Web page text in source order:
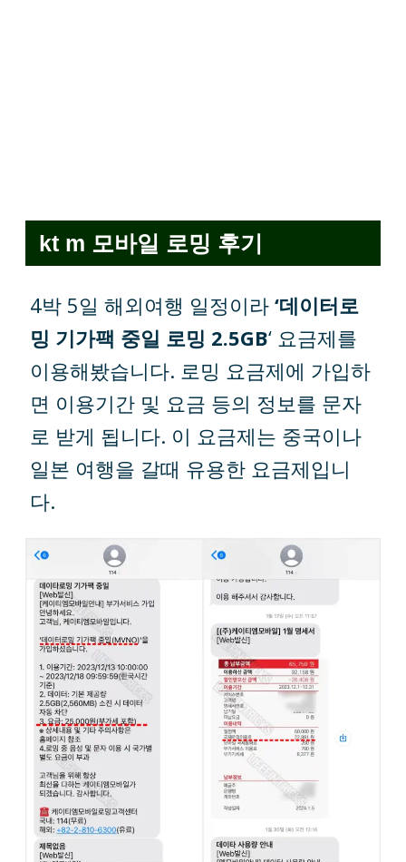
kt m 모바일 로밍 후기
4박 5일 해외여행 일정이라‘데이터로
밍 기가팩 중일 로밍 2.5GB‘ 요금제를
이용해봤습니다. 로밍 요금제에 가입하
면 이용기간 및 요금 등의 정보를 문자
로 받게 됩니다. 이 요금제는 중국이나
일본 여행을 갈때 유용한 요금제입니
다.